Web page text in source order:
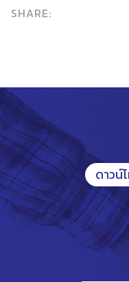
SHARE:
ดาวน์